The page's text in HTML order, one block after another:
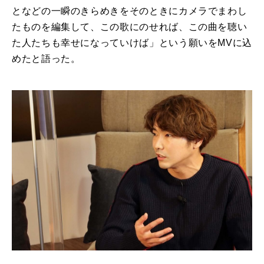
となどの一瞬のきらめきをそのときにカメラでまわし
たものを編集して、この歌にのせれば、この曲を聴い
た人たちも幸せになっていけば」という願いをMVに込
めたと語った。